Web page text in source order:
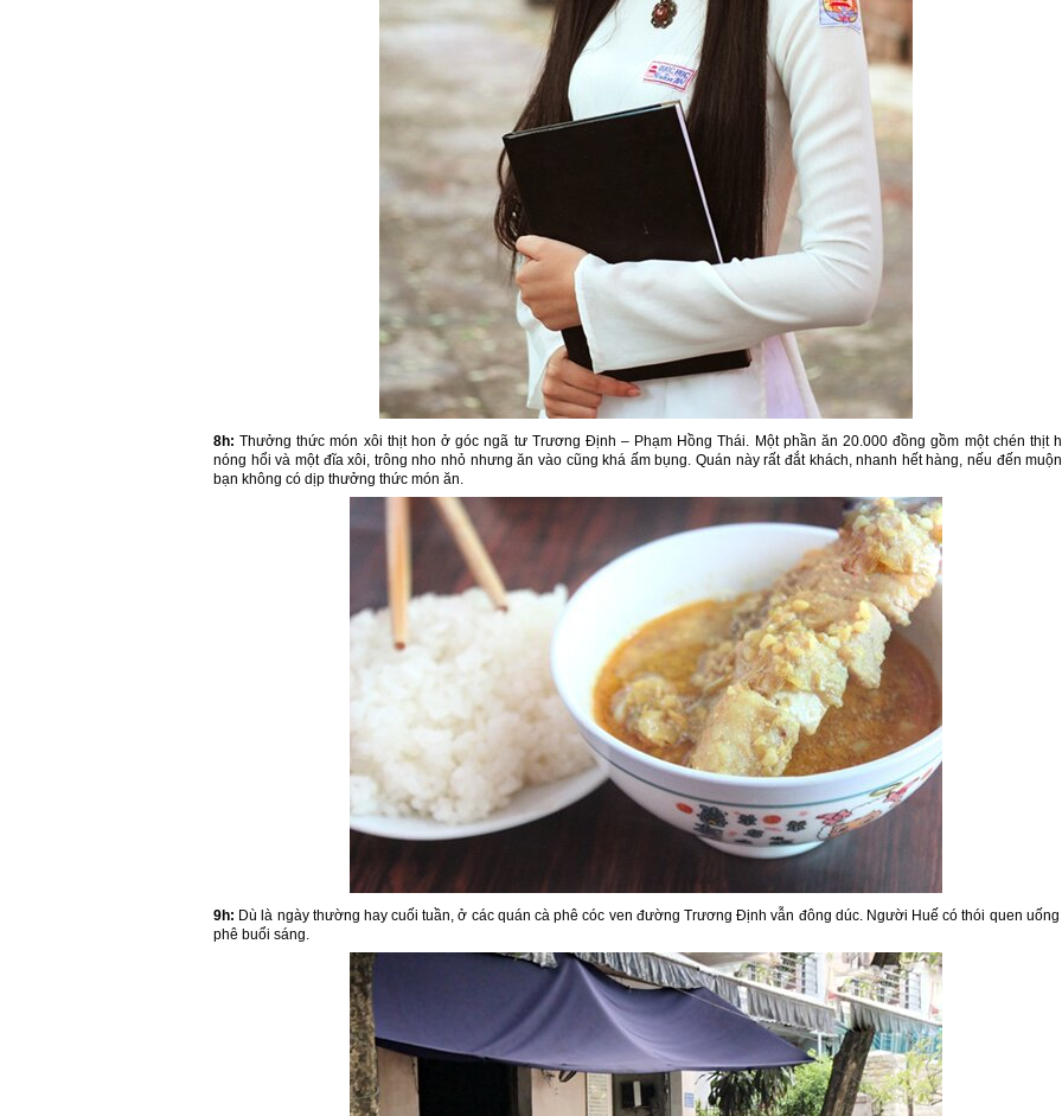
8h: Thưởng thức món xôi thịt hon ở góc ngã tư Trương Định – Phạm Hồng Thái. Một phần ăn 20.000 đồng gồm một chén thịt
nóng hổi và một đĩa xôi, trông nho nhỏ nhưng ăn vào cũng khá ấm bụng. Quán này rất đắt khách, nhanh hết hàng, nếu đến
bạn không có dịp thưởng thức món ăn.
9h: Dù là ngày thường hay cuối tuần, ở các quán cà phê cóc ven đường Trương Định vẫn đông dúc. Người Huế có thói quen uống
phê buổi sáng.